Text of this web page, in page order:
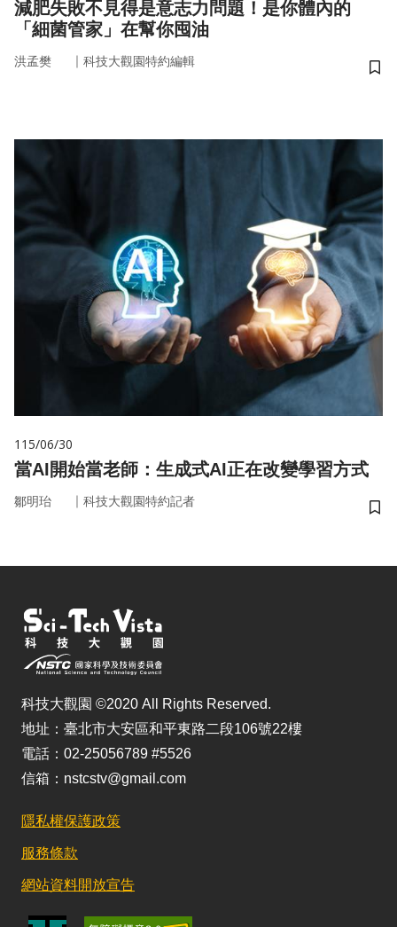
減肥失敗不見得是意志力問題！是你體內的
「細菌管家」在幫你囤油
洪孟樊 ｜ 科技大觀園特約編輯
儲
115/06/30
當AI開始當老師：生成式AI正在改變學習方式
鄒明珆 ｜ 科技大觀園特約記者
儲
科技大觀園 ©2020 All Rights Reserved.
地址：臺北市大安區和平東路二段106號22樓
電話：02-25056789 #5526
信箱：nstcstv@gmail.com
隱私權保護政策
服務條款
網站資料開放宣告